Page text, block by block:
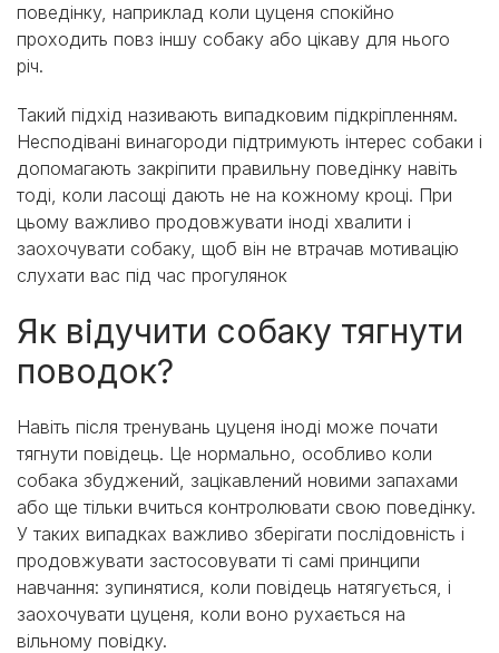
поведінку, наприклад коли цуценя спокійно
проходить повз іншу собаку або цікаву для нього
річ.
Такий підхід називають випадковим підкріпленням.
Несподівані винагороди підтримують інтерес собаки і
допомагають закріпити правильну поведінку навіть
тоді, коли ласощі дають не на кожному кроці. При
цьому важливо продовжувати іноді хвалити і
заохочувати собаку, щоб він не втрачав мотивацію
слухати вас під час прогулянок
Як відучити собаку тягнути
поводок?
Навіть після тренувань цуценя іноді може почати
тягнути повідець. Це нормально, особливо коли
собака збуджений, зацікавлений новими запахами
або ще тільки вчиться контролювати свою поведінку.
У таких випадках важливо зберігати послідовність і
продовжувати застосовувати ті самі принципи
навчання: зупинятися, коли повідець натягується, і
заохочувати цуценя, коли воно рухається на
вільному повідку.